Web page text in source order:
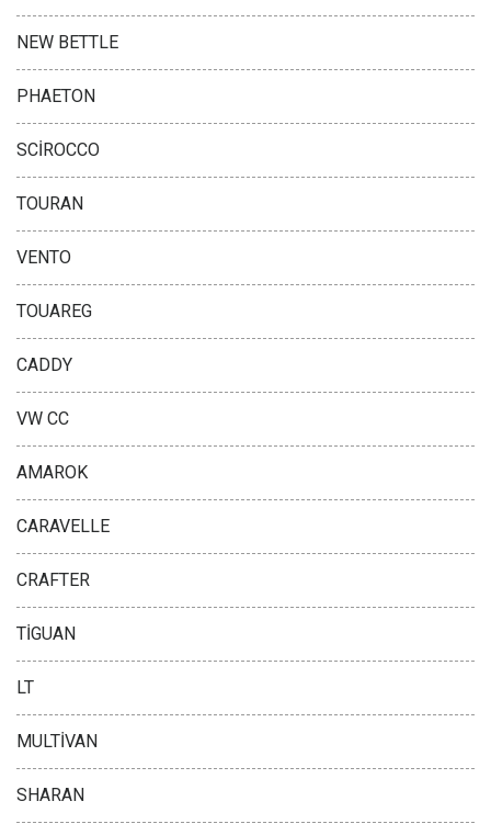
NEW BETTLE
PHAETON
SCİROCCO
TOURAN
VENTO
TOUAREG
CADDY
VW CC
AMAROK
CARAVELLE
CRAFTER
TİGUAN
LT
MULTİVAN
SHARAN